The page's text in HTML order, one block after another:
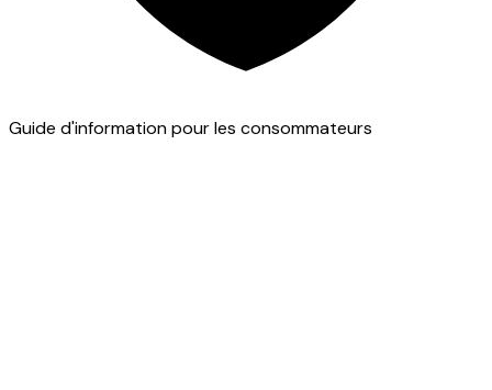
Guide d'information pour les consommateurs